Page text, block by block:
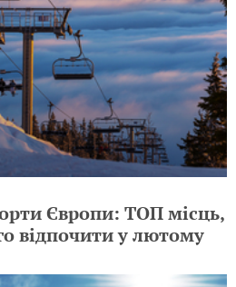
Європи: ТОП місць,
відпочити у лютому